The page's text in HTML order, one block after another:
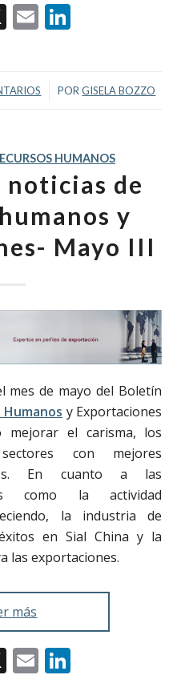
X EmailLinkedIn
PORGISELA BOZZO
HUMANOS
noticias de
y
Mayo III
mes de mayo del Boletín
Humanos y Exportaciones
mejorar el carisma, los
con mejores
En cuanto a las
como la actividad
la industria de
en Sial China y la
las exportaciones.
más
X EmailLinkedIn